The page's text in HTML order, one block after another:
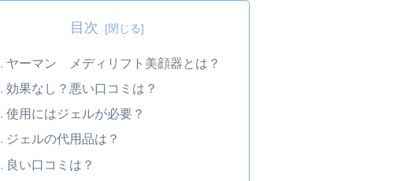
目次
ヤーマン メディリフト美顔器とは？
効果なし？悪い口コミは？
使用にはジェルが必要？
ジェルの代用品は？
良い口コミは？